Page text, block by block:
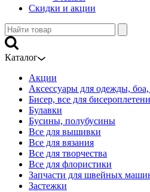
Скидки и акции
Каталог
Акции
Аксессуары для одежды,
Бисер, все для
Булавки
Бусины, полубусины
Все для вышивки
Все для вязания
Все для творчества
Все для флористики
Запчасти для швейных
Застежки